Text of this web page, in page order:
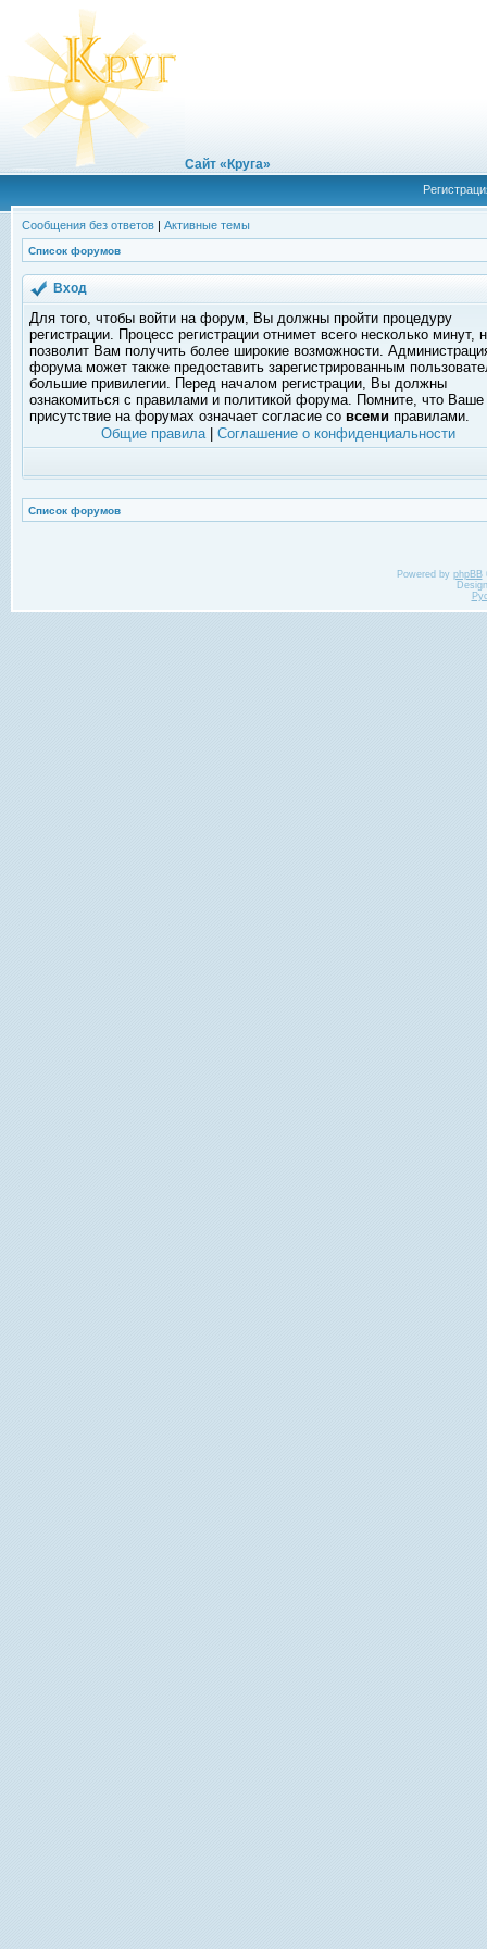
Сайт «Круга»
Сообщения без ответов | Активные темы
Список форумов
Вход
Для того, чтобы войти на форум, Вы должны пройти процедуру
регистрации. Процесс регистрации отнимет всего несколько минут,
позволит Вам получить более широкие возможности.
форума может также предоставить зарегистрированным
большие привилегии. Перед началом регистрации, Вы должны
ознакомиться с правилами и политикой форума. Помните, что Ваше
присутствие на форумах означает согласие со всеми правилами.
Общие правила| Соглашение о конфиденциальности
Список форумов
Powered by phpBB